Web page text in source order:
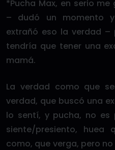
*Pucha Max, en serio
– dudó un momento
extrañó eso la verdad –
tendría que tener una
mamá.
La verdad como que
verdad, que buscó una
lo sentí, y pucha, no es
siente/presiento, huea
como, que verga, pero